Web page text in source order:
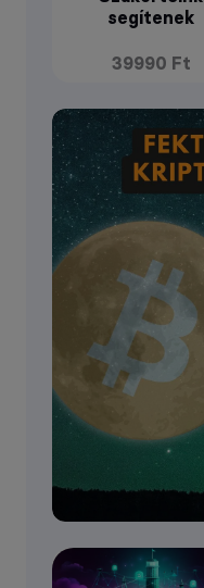
segítenek
39990 Ft